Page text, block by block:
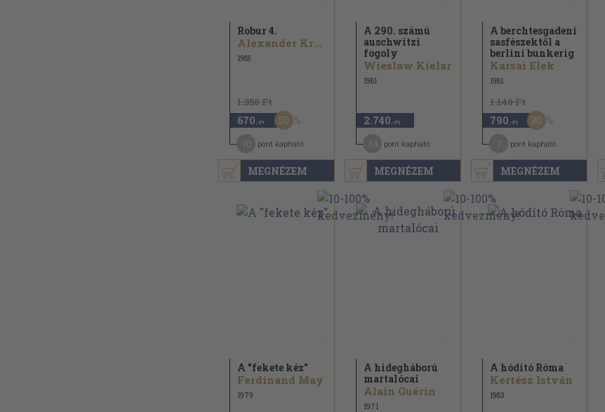
MEGNÉZEM
Robur 4.
Alexander Kröger...
1985
1.350 Ft
670 ,-Ft 50
pont kapható
MEGNÉZEM
A 290. számú
auschwitzi
fogoly
Wieslaw Kielar
1981
2.740 ,-Ft
pont kapható
MEGNÉZEM
A berchtesgadeni
sasfészektől a
berlini bunkerig
Karsai Elek
1981
1.140 Ft
790 ,-Ft 30
pont kapható
A "fekete kéz"
Ferdinand May
1979
A hidegháború
martalócai
Alain Guérin
1971
A hódító Róma
Kertész István
1983